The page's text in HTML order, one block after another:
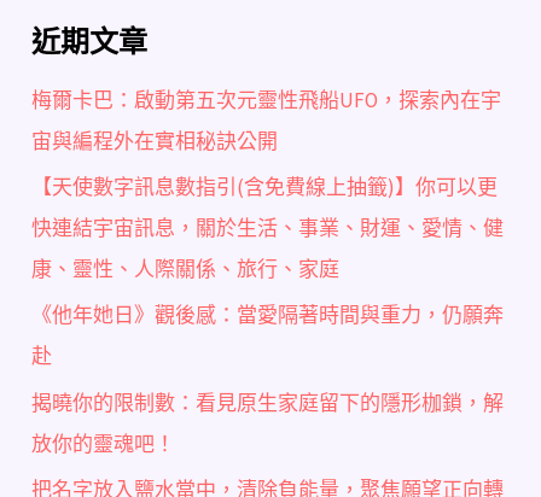
近期文章
梅爾卡巴：啟動第五次元靈性飛船UFO，探索內在宇
宙與編程外在實相秘訣公開
【天使數字訊息數指引(含免費線上抽籤)】你可以更
快連結宇宙訊息，關於生活、事業、財運、愛情、健
康、靈性、人際關係、旅行、家庭
《他年她日》觀後感：當愛隔著時間與重力，仍願奔
赴
揭曉你的限制數：看見原生家庭留下的隱形枷鎖，解
放你的靈魂吧！
把名字放入鹽水當中，清除負能量，聚焦願望正向轉